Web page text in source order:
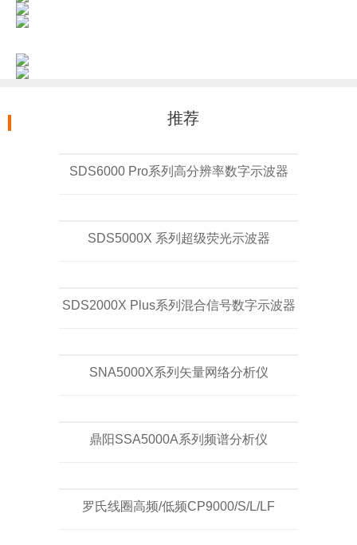
推荐
SDS6000 Pro系列高分辨率数字示波器
SDS5000X 系列超级荧光示波器
SDS2000X Plus系列混合信号数字示波器
SNA5000X系列矢量网络分析仪
鼎阳SSA5000A系列频谱分析仪
罗氏线圈高频/低频CP9000/S/L/LF